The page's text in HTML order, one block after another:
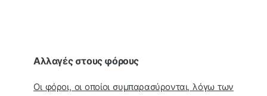
Αλλαγές στους φόρους
Οι φόροι, οι οποίοι συμπαρασύρονται, λόγω των